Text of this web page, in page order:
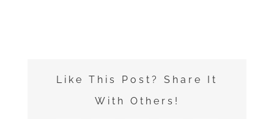
Like This Post? Share It
With Others!